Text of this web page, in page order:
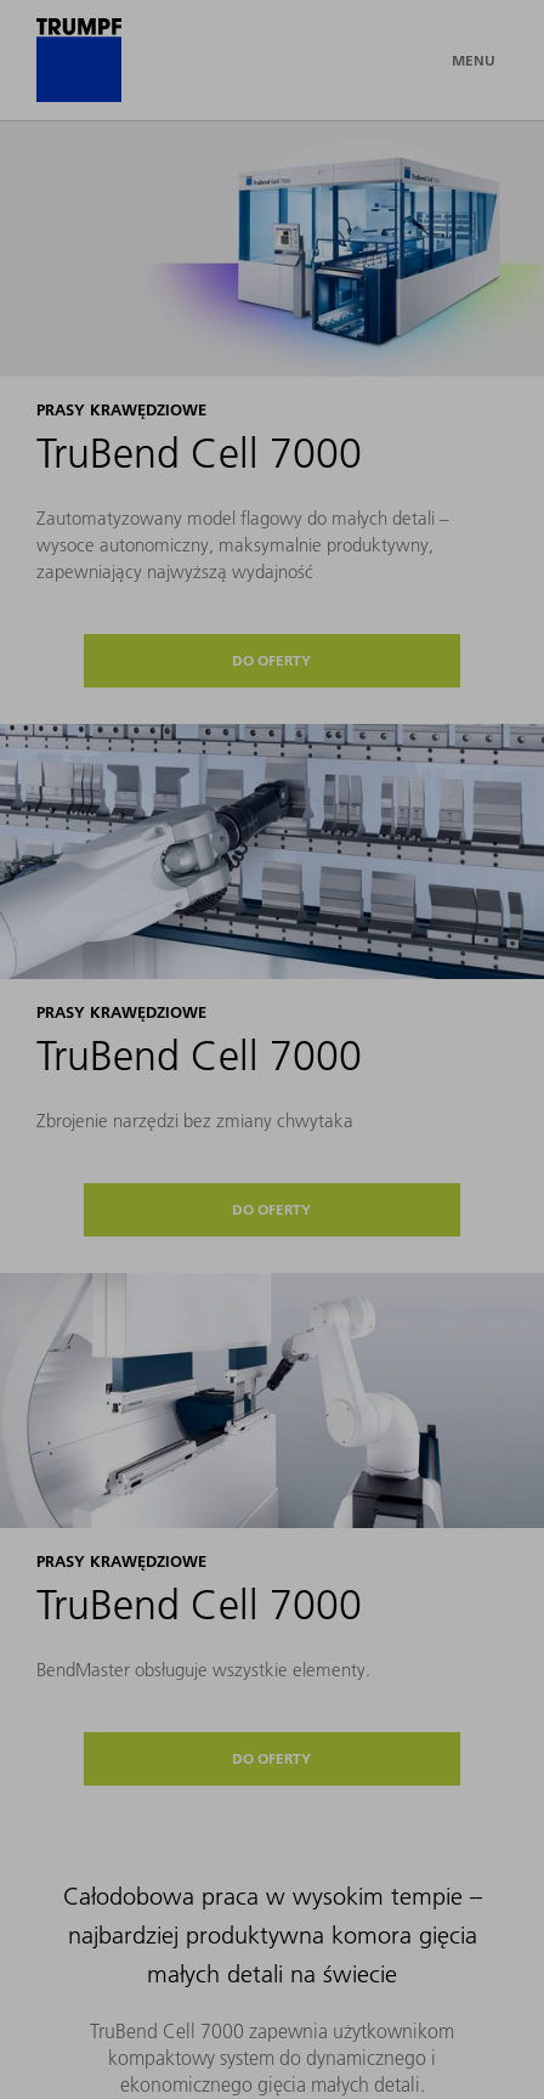
MENU
PRASY KRAWĘDZIOWE
TruBend Cell 7000
Zautomatyzowany model flagowy do małych detali –
wysoce autonomiczny, maksymalnie produktywny,
zapewniający najwyższą wydajność
DO OFERTY
PRASY KRAWĘDZIOWE
TruBend Cell 7000
Zbrojenie narzędzi bez zmiany chwytaka
DO OFERTY
PRASY KRAWĘDZIOWE
TruBend Cell 7000
BendMaster obsługuje wszystkie elementy.
DO OFERTY
Całodobowa praca w wysokim tempie –
najbardziej produktywna komora gięcia
małych detali na świecie
TruBend Cell 7000 zapewnia użytkownikom
kompaktowy system do dynamicznego i
ekonomicznego gięcia małych detali.